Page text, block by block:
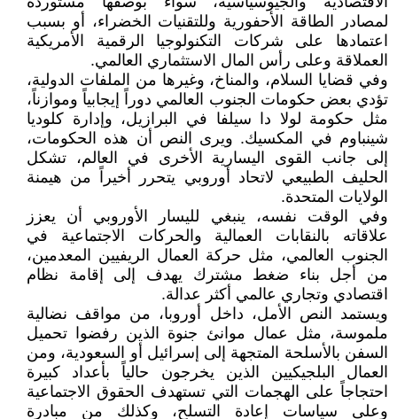
لمصادر الطاقة الأحفورية وللتقنيات الخضراء، أو بسبب
اعتمادها على شركات التكنولوجيا الرقمية الأمريكية
العملاقة وعلى رأس المال الاستثماري العالمي.
وفي قضايا السلام، والمناخ، وغيرها من الملفات الدولية،
تؤدي بعض حكومات الجنوب العالمي دوراً إيجابياً وموازناً،
مثل حكومة لولا دا سيلفا في البرازيل، وإدارة كلوديا
شينباوم في المكسيك. ويرى النص أن هذه الحكومات،
إلى جانب القوى اليسارية الأخرى في العالم، تشكل
الحليف الطبيعي لاتحاد أوروبي يتحرر أخيراً من هيمنة
الولايات المتحدة.
وفي الوقت نفسه، ينبغي لليسار الأوروبي أن يعزز
علاقاته بالنقابات العمالية والحركات الاجتماعية في
الجنوب العالمي، مثل حركة العمال الريفيين المعدمين،
من أجل بناء ضغط مشترك يهدف إلى إقامة نظام
اقتصادي وتجاري عالمي أكثر عدالة.
ويستمد النص الأمل، داخل أوروبا، من مواقف نضالية
ملموسة، مثل عمال موانئ جنوة الذين رفضوا تحميل
السفن بالأسلحة المتجهة إلى إسرائيل أو السعودية، ومن
العمال البلجيكيين الذين يخرجون حالياً بأعداد كبيرة
احتجاجاً على الهجمات التي تستهدف الحقوق الاجتماعية
وعلى سياسات إعادة التسلح، وكذلك من مبادرة